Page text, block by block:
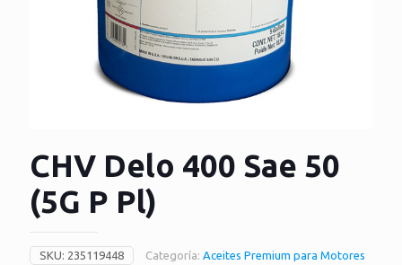
CHV Delo 400 Sae 50
(5G P Pl)
SKU: 235119448 Categoría: Aceites Premium para Motores